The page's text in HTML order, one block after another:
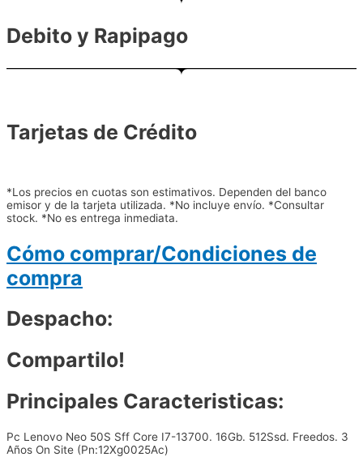
Debito y Rapipago
Tarjetas de Crédito
*Los precios en cuotas son estimativos. Dependen del banco
emisor y de la tarjeta utilizada. *No incluye envío. *Consultar
stock. *No es entrega inmediata.
Cómo comprar/Condiciones de
compra
Despacho:
Compartilo!
Principales Caracteristicas:
Pc Lenovo Neo 50S Sff Core I7-13700. 16Gb. 512Ssd. Freedos. 3
Años On Site (Pn:12Xg0025Ac)